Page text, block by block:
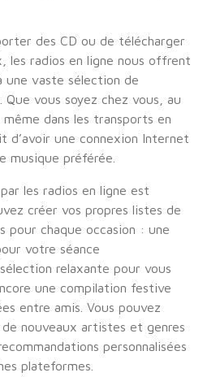
des CD ou de télécharger
les radios en ligne nous offrent
une vaste sélection de
Que vous soyez chez vous, au
dans les transports en
d’avoir une connexion Internet
préférée.
les radios en ligne est
créer vos propres listes de
pour chaque occasion : une
votre séance
relaxante pour vous
une compilation festive
entre amis. Vous pouvez
nouveaux artistes et genres
personnalisées
plateformes.